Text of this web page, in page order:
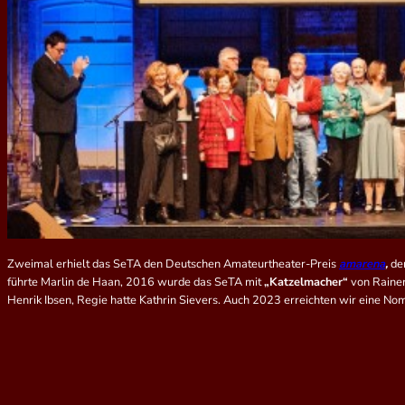
Zweimal erhielt das SeTA den Deutschen Amateurtheater-Preis amarena,
führte Marlin de Haan, 2016 wurde das SeTA mit„Katzelmacher“ von
Henrik Ibsen, Regie hatte Kathrin Sievers. Auch 2023 erreichten wir eine